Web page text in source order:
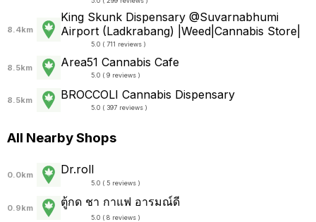
8.4km
King Skunk Dispensary @Suvarnabhumi
Airport (Ladkrabang) |Weed|Cannabis Store|
5.0 ( 711 reviews )
8.5km Area51 Cannabis Cafe
5.0 ( 9 reviews )
8.5km BROCCOLI Cannabis Dispensary
5.0 ( 397 reviews )
All Nearby Shops
0.0km Dr.roll
5.0 ( 5 reviews )
0.9km ตู้กด ชา กาแฟ อารมณ์ดี
5.0 ( 8 reviews )